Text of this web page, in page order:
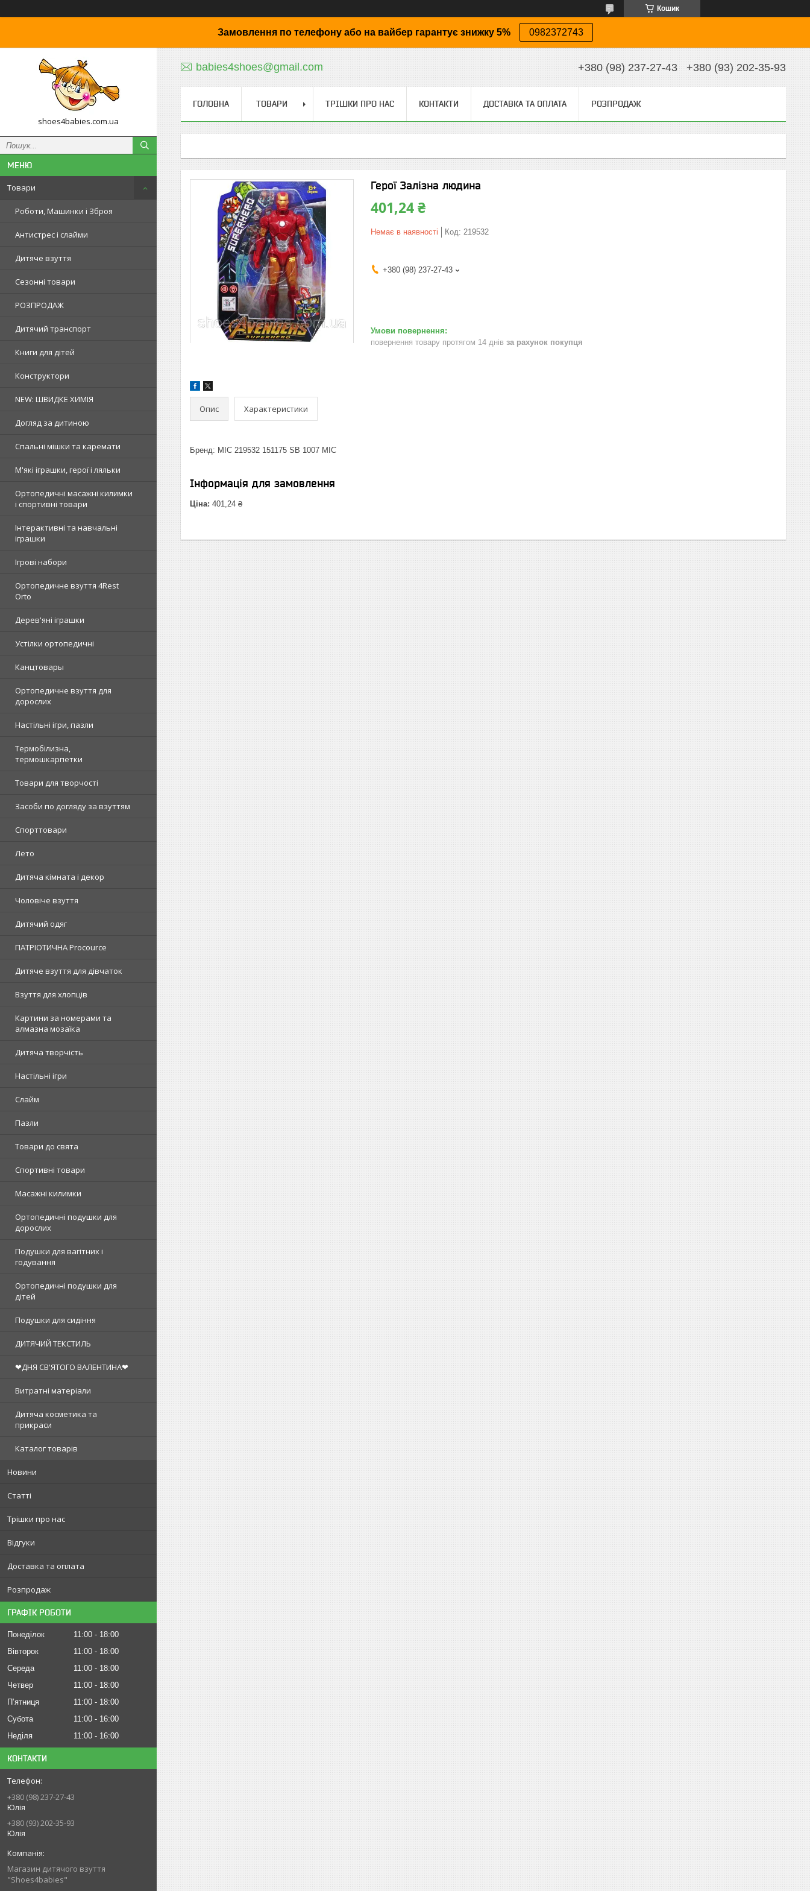
Кошик
Замовлення по телефону або на вайбер гарантує знижку 5% 0982372743
shoes4babies.com.ua
Товари
Роботи, Машинки і Зброя
Антистрес і слайми
Дитяче взуття
Сезонні товари
РОЗПРОДАЖ
Дитячий транспорт
Книги для дітей
Конструктори
NEW: ШВИДКЕ ХИМІЯ
Догляд за дитиною
Спальні мішки та каремати
М'які іграшки, герої і ляльки
Ортопедичні масажні килимки
і спортивні товари
Інтерактивні та навчальні
іграшки
Ігрові набори
Ортопедичне взуття 4Rest
Orto
Дерев'яні іграшки
Устілки ортопедичні
Канцтовары
Ортопедичне взуття для
дорослих
Настільні ігри, пазли
Термобілизна,
термошкарпетки
Товари для творчості
Засоби по догляду за взуттям
Спорттовари
Лето
Дитяча кімната і декор
Чоловіче взуття
Дитячий одяг
ПАТРІОТИЧНА Procource
Дитяче взуття для дівчаток
Взуття для хлопців
Картини за номерами та
алмазна мозаїка
Дитяча творчість
Настільні ігри
Слайм
Пазли
Товари до свята
Спортивні товари
Масажні килимки
Ортопедичні подушки для
дорослих
Подушки для вагітних і
годування
Ортопедичні подушки для
дітей
Подушки для сидіння
ДИТЯЧИЙ ТЕКСТИЛЬ
❤ДНЯ СВ'ЯТОГО ВАЛЕНТИНА❤
Витратні матеріали
Дитяча косметика та
прикраси
Каталог товарів
Новини
Статті
Трішки про нас
Відгуки
Доставка та оплата
Розпродаж
ГРАФІК РОБОТИ
Понеділок 11:00
18:00
Вівторок
11:00
18:00
Середа
11:00
18:00
Четвер
11:00
18:00
Пʼятниця
11:00
18:00
Субота
11:00
16:00
Неділя
11:00 16:00
КОНТАКТИ
+380 (98) 237-27-43
Юлія
+380 (93) 202-35-93
Юлія
Магазин дитячого взуття
"Shoes4babies"
babies4shoes@gmail.com +380 (98) 237-27-43 +380 (93) 202-35-93
ГОЛОВНА ТОВАРИ ТРІШКИ ПРО НАС КОНТАКТИ ДОСТАВКА ТА ОПЛАТА РОЗПРОДАЖ
Герої Залізна людина
401,24 ₴
Немає в наявності Код: 219532
+380 (98) 237-27-43
повернення товару протягом 14 днів за рахунок покупця
Опис Характеристики
Бренд: MIC 219532 151175 SB 1007 MIC
Інформація для замовлення
Ціна: 401,24 ₴